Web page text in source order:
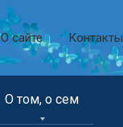
О сайте Контакты
О том, о сем